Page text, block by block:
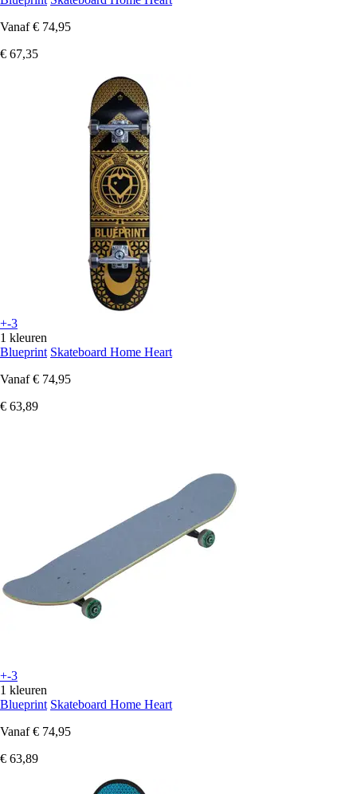
Vanaf € 74,95
€ 67,35
+-3
1 kleuren
Blueprint Skateboard Home Heart
Vanaf € 74,95
€ 63,89
+-3
1 kleuren
Blueprint Skateboard Home Heart
Vanaf € 74,95
€ 63,89